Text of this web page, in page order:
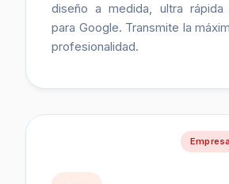
diseño a medida, ultra rápida
para Google. Transmite la
profesionalidad.